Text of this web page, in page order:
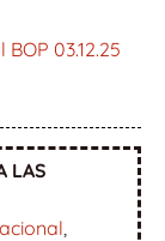
03.12.25
LAS